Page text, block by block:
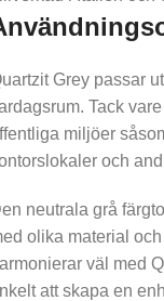
Grey passar
Tack
miljöer
och
neutrala grå
olika material
väl med
att skapa en